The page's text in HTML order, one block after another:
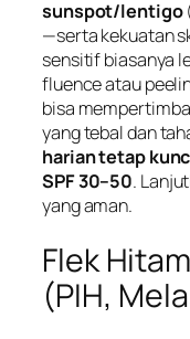
sunspot/lentigo
—serta kekuatan
sensitif biasanya
fluence atau
bisa
yang tebal dan
harian tetap
SPF 30–50.
yang aman.
Flek
(PIH,